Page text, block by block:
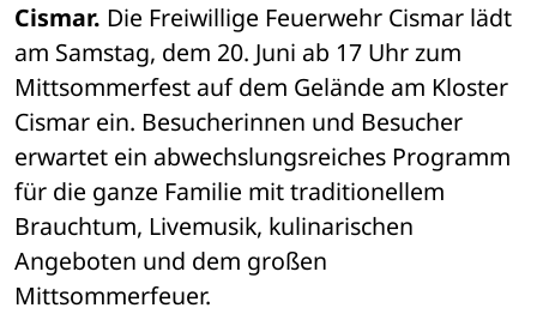
Cismar. Die Freiwillige Feuerwehr Cismar lädt
am Samstag, dem 20. Juni ab 17 Uhr zum
Mittsommerfest auf dem Gelände am Kloster
Cismar ein. Besucherinnen und Besucher
erwartet ein abwechslungsreiches Programm
für die ganze Familie mit traditionellem
Brauchtum, Livemusik, kulinarischen
Angeboten und dem großen
Mittsommerfeuer.